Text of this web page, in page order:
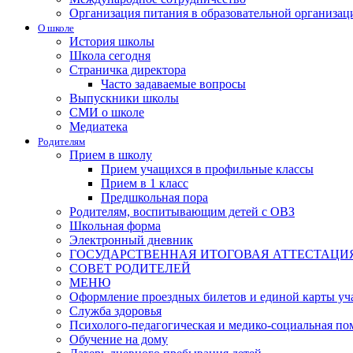
Организация питания в образовательной
О школе
История школы
Школа сегодня
Страничка директора
Часто задаваемые вопросы
Выпускники школы
СМИ о школе
Медиатека
Родителям
Прием в школу
Прием учащихся в профильные классы
Прием в 1 класс
Предшкольная пора
Родителям, воспитывающим детей с ОВЗ
Школьная форма
Электронный дневник
ГОСУДАРСТВЕННАЯ ИТОГОВАЯ
СОВЕТ РОДИТЕЛЕЙ
МЕНЮ
Оформление проездных билетов и единой карты
Служба здоровья
Психолого-педагогическая и медико-социальная
Обучение на дому